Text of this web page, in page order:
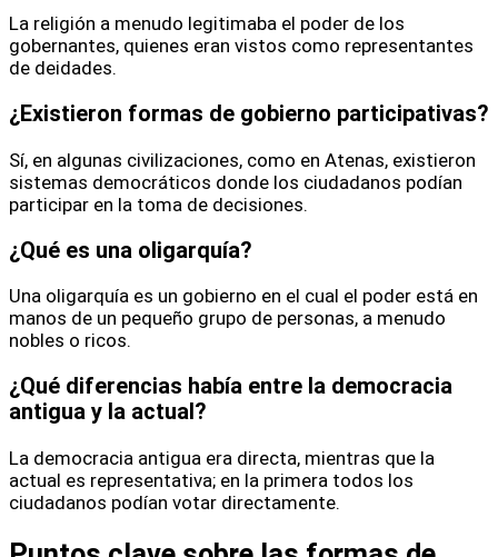
La religión a menudo legitimaba el poder de los
gobernantes, quienes eran vistos como representantes
de deidades.
¿Existieron formas de gobierno participativas?
Sí, en algunas civilizaciones, como en Atenas, existieron
sistemas democráticos donde los ciudadanos podían
participar en la toma de decisiones.
¿Qué es una oligarquía?
Una oligarquía es un gobierno en el cual el poder está en
manos de un pequeño grupo de personas, a menudo
nobles o ricos.
¿Qué diferencias había entre la democracia
antigua y la actual?
La democracia antigua era directa, mientras que la
actual es representativa; en la primera todos los
ciudadanos podían votar directamente.